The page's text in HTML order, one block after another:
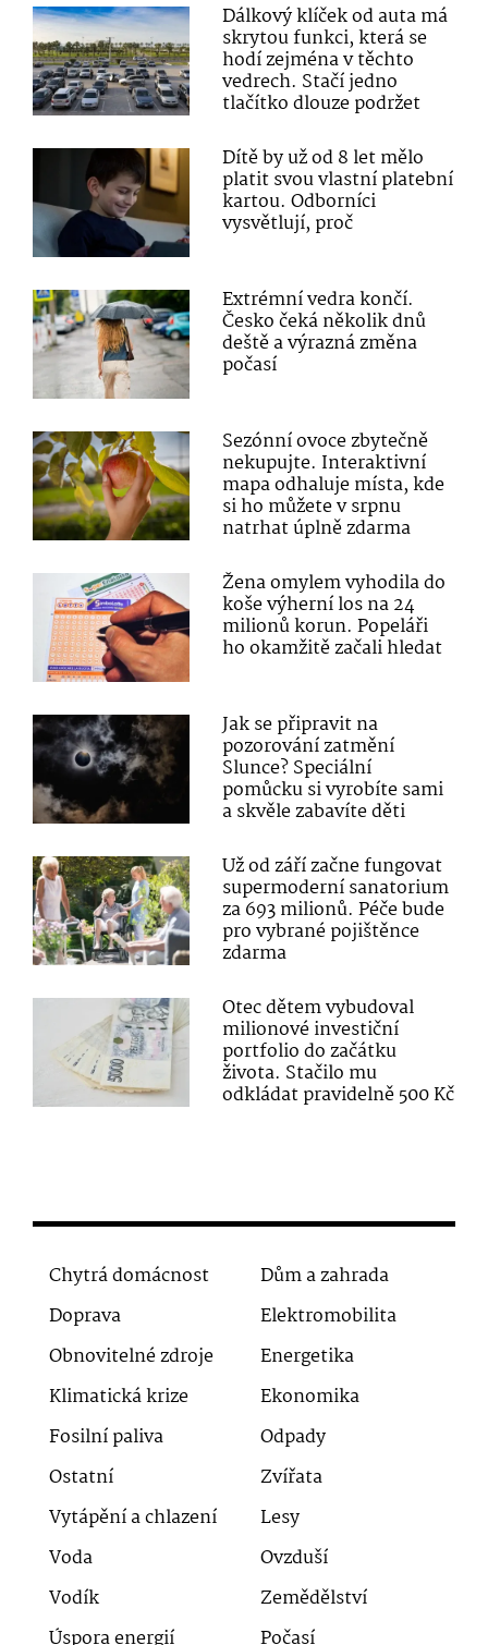
Dálkový klíček od auta má
skrytou funkci, která se
hodí zejména v těchto
vedrech. Stačí jedno
tlačítko dlouze podržet
Dítě by už od 8 let mělo
platit svou vlastní platební
kartou. Odborníci
vysvětlují, proč
Extrémní vedra končí.
Česko čeká několik dnů
deště a výrazná změna
počasí
Sezónní ovoce zbytečně
nekupujte. Interaktivní
mapa odhaluje místa, kde
si ho můžete v srpnu
natrhat úplně zdarma
Žena omylem vyhodila do
koše výherní los na 24
milionů korun. Popeláři
ho okamžitě začali hledat
Jak se připravit na
pozorování zatmění
Slunce? Speciální
pomůcku si vyrobíte sami
a skvěle zabavíte děti
Už od září začne fungovat
supermoderní sanatorium
za 693 milionů. Péče bude
pro vybrané pojištěnce
zdarma
Otec dětem vybudoval
milionové investiční
portfolio do začátku
života. Stačilo mu
odkládat pravidelně 500 Kč
Chytrá domácnost
Dům a zahrada
Doprava
Elektromobilita
Obnovitelné zdroje
Energetika
Klimatická krize
Ekonomika
Fosilní paliva
Odpady
Ostatní
Zvířata
Vytápění a chlazení
Lesy
Voda
Ovzduší
Vodík
Zemědělství
Úspora energií
Počasí